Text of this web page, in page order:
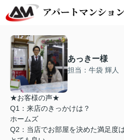
あっきー様
担当：牛袋 輝人
★お客様の声★
Q1：来店のきっかけは？
ホームズ
Q2：当店でお部屋を決めた満足度